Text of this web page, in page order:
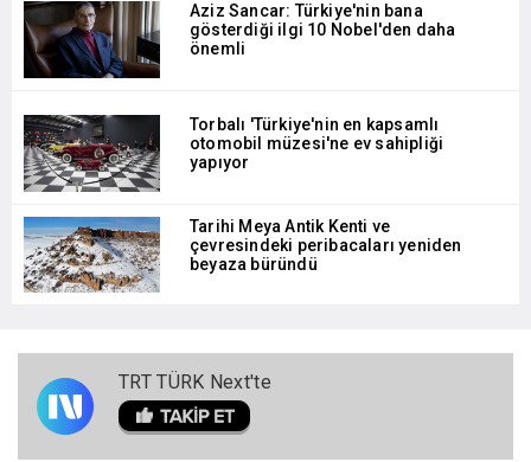
Aziz Sancar: Türkiye'nin bana
gösterdiği ilgi 10 Nobel'den daha
önemli
Torbalı 'Türkiye'nin en kapsamlı
otomobil müzesi'ne ev sahipliği
yapıyor
Tarihi Meya Antik Kenti ve
çevresindeki peribacaları yeniden
beyaza büründü
TRT TÜRK Next'te